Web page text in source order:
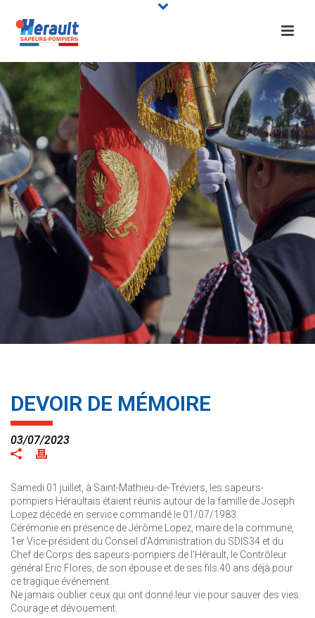
DEVOIR DE MÉMOIRE
03/07/2023
Samedi 01 juillet, à Saint-Mathieu-de-Tréviers, les sapeurs-
pompiers Héraultais étaient réunis autour de la famille de Joseph
Lopez décédé en service commandé le 01/07/1983.
Cérémonie en présence de Jérôme Lopez, maire de la commune,
1er Vice-président du Conseil d’Administration du SDIS34 et du
Chef de Corps des sapeurs-pompiers de l’Hérault, le Contrôleur
général Eric Flores, de son épouse et de ses fils.40 ans déjà pour
ce tragique événement.
Ne jamais oublier ceux qui ont donné leur vie pour sauver des vies.
Courage et dévouement.